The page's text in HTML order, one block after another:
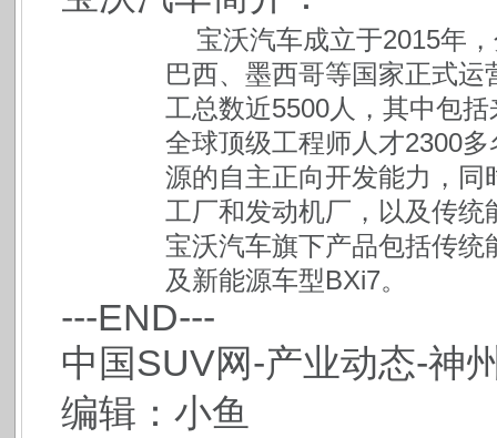
宝沃汽车成立于2015年
巴西、墨西哥等国家正式
工总数近5500人，其中包
全球顶级工程师人才2300
源的自主正向开发能力，
工厂和发动机厂，以及传
宝沃汽车旗下产品包括传
及新能源车型BXi7。
---END---
中国SUV网-产业动态-神
编辑：小鱼